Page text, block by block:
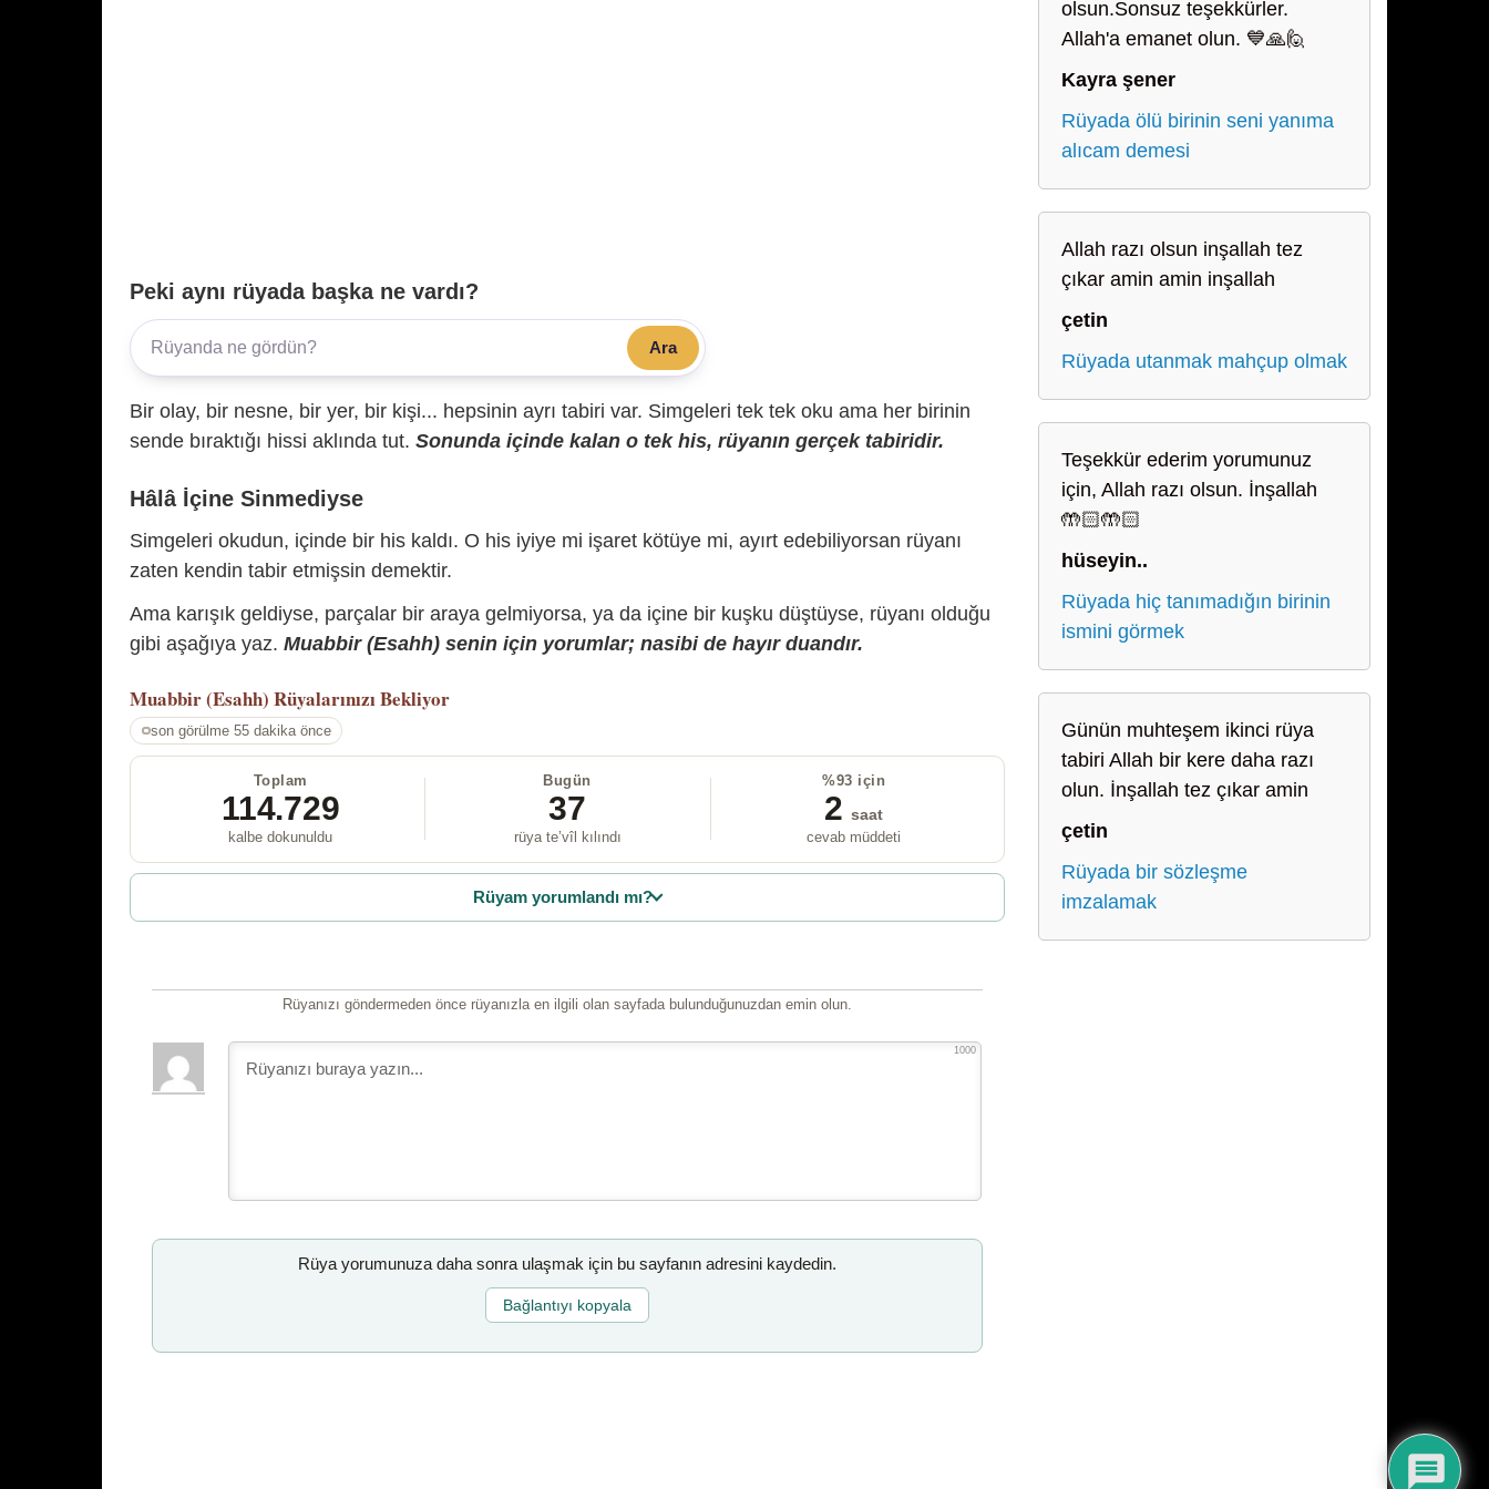
Peki aynı rüyada başka ne vardı?
Ara
Bir olay, bir nesne, bir yer, bir kişi... hepsinin ayrı tabiri var. Simgeleri tek tek oku ama her birinin
sende bıraktığı hissi aklında tut. Sonunda içinde kalan o tek his, rüyanın gerçek tabiridir.
Hâlâ İçine Sinmediyse
Simgeleri okudun, içinde bir his kaldı. O his iyiye mi işaret kötüye mi, ayırt edebiliyorsan rüyanı
zaten kendin tabir etmişsin demektir.
Ama karışık geldiyse, parçalar bir araya gelmiyorsa, ya da içine bir kuşku düştüyse, rüyanı olduğu
gibi aşağıya yaz. Muabbir (Esahh) senin için yorumlar; nasibi de hayır duandır.
Muabbir (Esahh) Rüyalarınızı Bekliyor
son görülme 55 dakika önce
Toplam
114.729
kalbe dokunuldu
Bugün
37
rüya te’vîl kılındı
%93 için
2 saat
cevab müddeti
Rüyam yorumlandı mı?
Rüyanızı göndermeden önce rüyanızla en ilgili olan sayfada bulunduğunuzdan emin olun.
1000
Rüya yorumunuza daha sonra ulaşmak için bu sayfanın adresini kaydedin.
Bağlantıyı kopyala
olsun.Sonsuz teşekkürler.
Allah'a emanet olun. 💙🙏🙋
Kayra şener
Rüyada ölü birinin seni yanıma
alıcam demesi
Allah razı olsun inşallah tez
çıkar amin amin inşallah
çetin
Rüyada utanmak mahçup olmak
Teşekkür ederim yorumunuz
için, Allah razı olsun. İnşallah
🤲🏻🤲🏻
hüseyin..
Rüyada hiç tanımadığın birinin
ismini görmek
Günün muhteşem ikinci rüya
tabiri Allah bir kere daha razı
olun. İnşallah tez çıkar amin
çetin
Rüyada bir sözleşme
imzalamak